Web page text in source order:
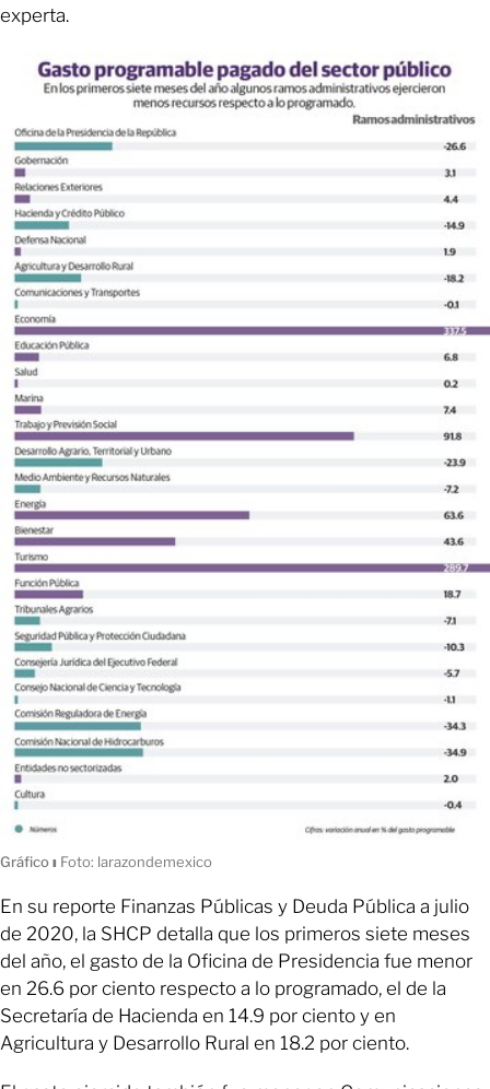
experta.
Gráficoı Foto: larazondemexico
En su reporte Finanzas Públicas y Deuda Pública a julio
de 2020, la SHCP detalla que los primeros siete meses
del año, el gasto de la Oficina de Presidencia fue menor
en 26.6 por ciento respecto a lo programado, el de la
Secretaría de Hacienda en 14.9 por ciento y en
Agricultura y Desarrollo Rural en 18.2 por ciento.